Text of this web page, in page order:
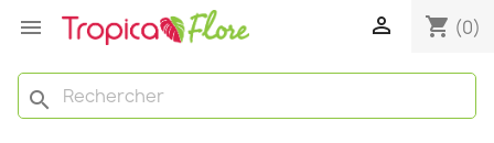
  shopping_cart (0)
search